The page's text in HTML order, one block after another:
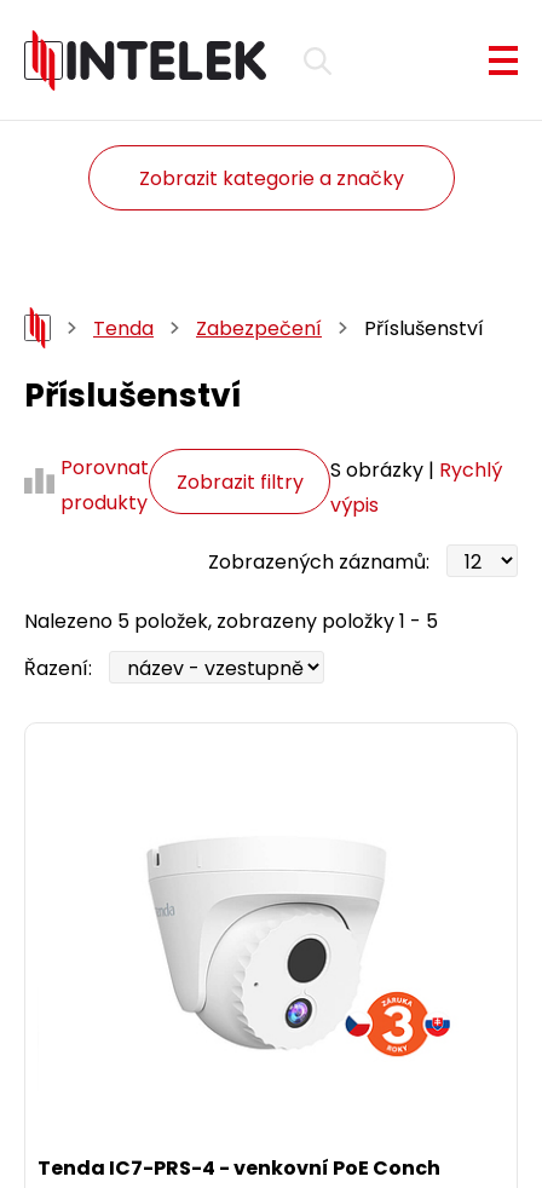
Zobrazit kategorie a značky
Tenda Zabezpečení Příslušenství
Příslušenství
Porovnat
produkty
Zobrazit filtry S obrázky | Rychlý
výpis
Zobrazených záznamů:
Nalezeno 5 položek, zobrazeny položky 1 - 5
Řazení:
Tenda IC7-PRS-4 - venkovní PoE Conch